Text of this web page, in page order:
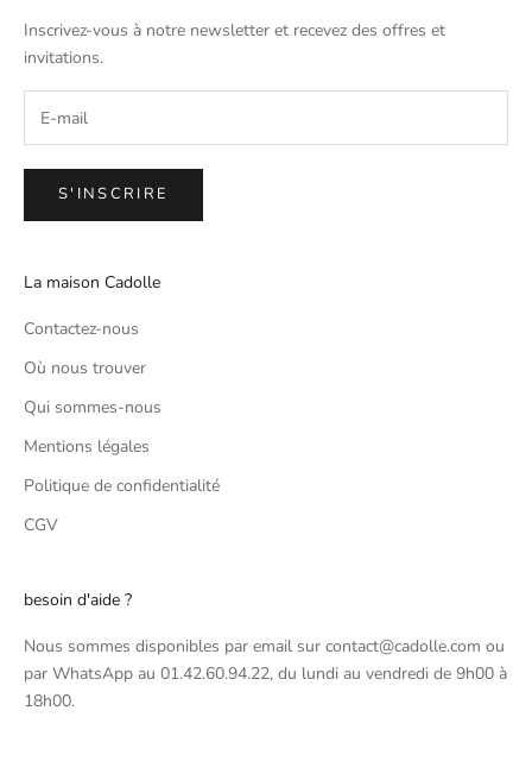
Inscrivez-vous à notre newsletter et recevez des offres et
invitations.
S'INSCRIRE
La maison Cadolle
Contactez-nous
Où nous trouver
Qui sommes-nous
Mentions légales
Politique de confidentialité
CGV
besoin d'aide ?
Nous sommes disponibles par email sur contact@cadolle.com ou
par WhatsApp au 01.42.60.94.22, du lundi au vendredi de 9h00 à
18h00.